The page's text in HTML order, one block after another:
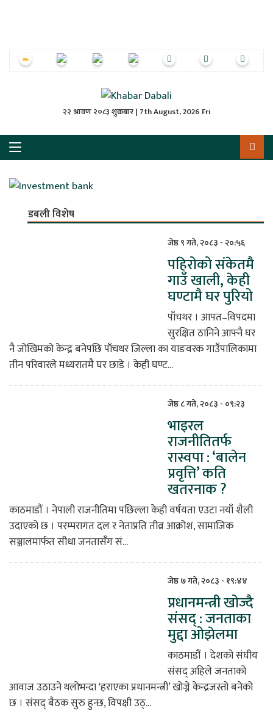
२२ श्रावण २०८३ शुक्रबार | 7th August, 2026 Fri
डबली विशेष
जेष्ठ ९ गते, २०८३ - २०:५६
पहिरोको संकेतमै
गाउँ खाली, केही
घण्टामै घर पुरियो
पाँचथर । आपत–विपदमा
सुरक्षित ठानिने आफ्नै घर
नै जोखिमको केन्द्र बनेपछि पाँचथर जिल्ला का याङवरक गाउँपालिकामा
तीन परिवारले मध्यरातमै घर छाडे । केही घण्ट...
जेष्ठ ८ गते, २०८३ - ०९:२३
भाइरल
राजनीतितर्फ
रास्वपा : ‘बालेन
प्रवृत्ति’ कति
खतरनाक ?
काठमाडौं । नेपाली राजनीतिमा पछिल्ला केही वर्षयता एउटा नयाँ शैली
उदाएको छ । परम्परागत दल र नेताप्रति तीव्र आक्रोश, सामाजिक
सञ्जालमार्फत सीधा जनतासँग सं...
जेष्ठ ७ गते, २०८३ - १९:४४
प्रधानमन्त्री खोज्दै
संसद् : जनताका
मुद्दा ओझेलमा
काठमाडौं । देशको संघीय
संसद् अहिले जनताको
आवाज उठाउने थलोभन्दा ‘हराएका प्रधानमन्त्री’ खोज्ने केन्द्रजस्तो बनेको
छ । संसद् बैठक सुरु हुन्छ, विपक्षी उठ्...